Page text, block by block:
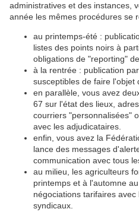
administratives et des instances,
année les mêmes procédures se
au printemps-été :
listes des points noirs à
obligations de "reporting"
à la rentrée : publication
susceptibles de faire l'objet
en parallèle, vous avez
67 sur l'état des lieux,
courriers "personnalisées"
avec les adjudicataires.
enfin, vous avez la
lance des messages
communication avec tous
au milieu, les agriculteurs
printemps et à l'automne
négociations tarifaires
syndicaux.